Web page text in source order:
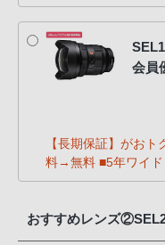
会員
【長期保証】がお
料→無料 ■5年ワイ
おすすめレンズ